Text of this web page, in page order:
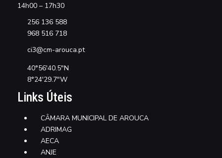
14h00 – 17h30
256 136 588
968 516 718
ci3@cm-arouca.pt
40°56'40.5"N
8°24'29.7"W
Links Úteis
CÂMARA MUNICIPAL DE AROUCA
ADRIMAG
AECA
ANJE